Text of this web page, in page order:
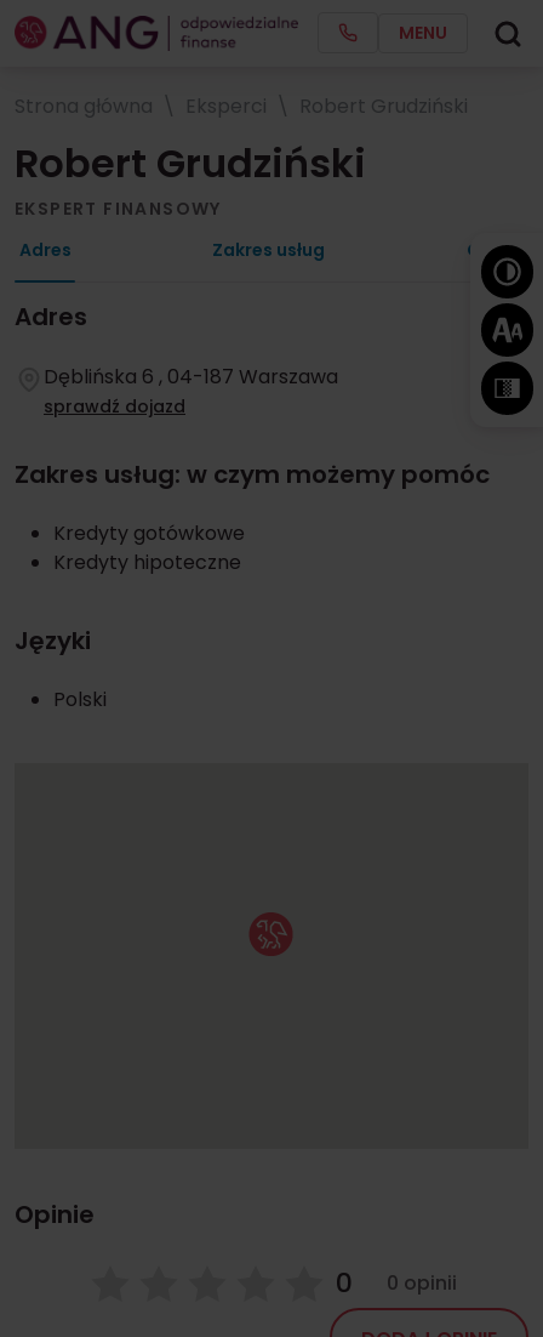
MENU
Strona główna Eksperci Robert Grudziński
Robert Grudziński
EKSPERT FINANSOWY
Adres
Zakres usług Opinie
Adres
Dęblińska 6 , 04-187 Warszawa
sprawdź dojazd
Zakres usług: w czym możemy pomóc
Kredyty gotówkowe
Kredyty hipoteczne
Języki
Polski
Opinie
0
0 opinii